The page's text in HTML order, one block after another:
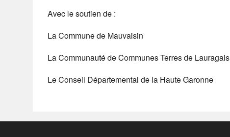
Avec le soutien de :
La Commune de Mauvaisin
La Communauté de Communes Terres de Lauragais
Le Conseil Départemental de la Haute Garonne